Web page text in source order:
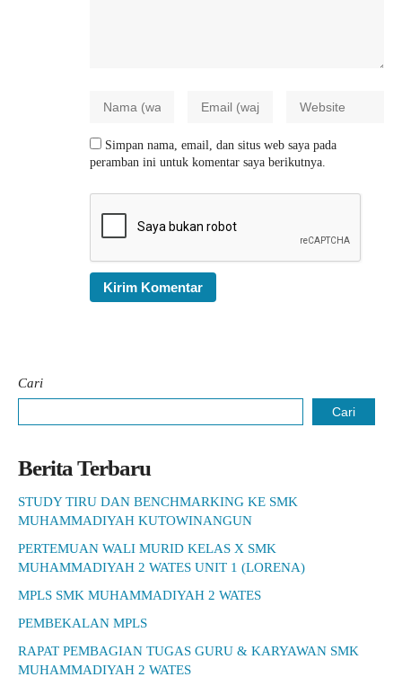
Simpan nama, email, dan situs web saya pada
peramban ini untuk komentar saya berikutnya.
Cari
Cari
Berita Terbaru
STUDY TIRU DAN BENCHMARKING KE SMK
MUHAMMADIYAH KUTOWINANGUN
PERTEMUAN WALI MURID KELAS X SMK
MUHAMMADIYAH 2 WATES UNIT 1 (LORENA)
MPLS SMK MUHAMMADIYAH 2 WATES
PEMBEKALAN MPLS
RAPAT PEMBAGIAN TUGAS GURU & KARYAWAN SMK
MUHAMMADIYAH 2 WATES